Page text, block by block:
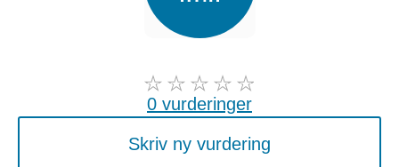
0 vurderinger
Skriv ny vurdering